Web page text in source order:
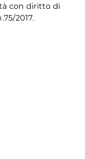
con diritto di
2017.